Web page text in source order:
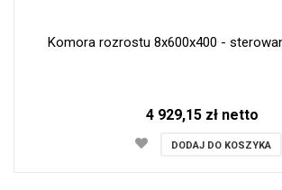
Komora rozrostu 8x600x400 -
4 929,15 zł netto
DODAJ DO KOSZYKA